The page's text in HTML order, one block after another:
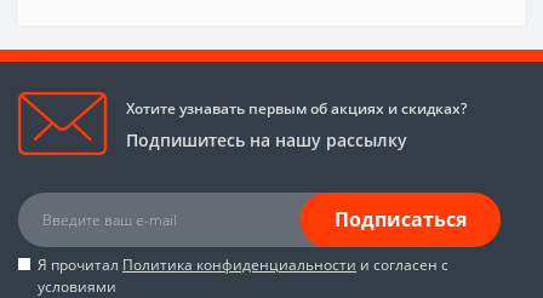
Хотите узнавать первым об акциях и скидках?
Подпишитесь на нашу рассылку
Подписаться
Я прочитал Политика конфиденциальности и согласен с
условиями